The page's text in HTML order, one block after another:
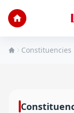
Constituencies